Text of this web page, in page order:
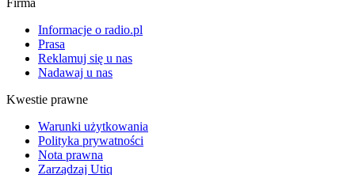
Firma
Informacje o radio.pl
Prasa
Reklamuj się u nas
Nadawaj u nas
Kwestie prawne
Warunki użytkowania
Polityka prywatności
Nota prawna
Zarządzaj Utiq